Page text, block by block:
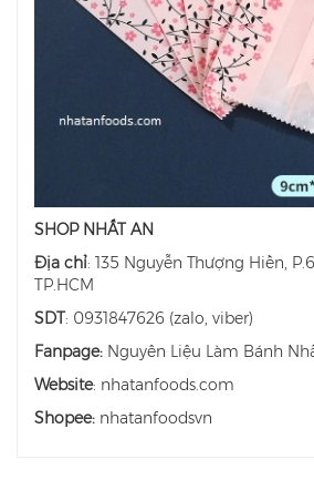
SHOP NHẤT AN
Địa chỉ: 135 Nguyễn Thượng Hiền,
TP.HCM
SDT: 0931847626 (zalo, viber)
Fanpage: Nguyên Liệu Làm Bánh
Website: nhatanfoods.com
Shopee: nhatanfoodsvn